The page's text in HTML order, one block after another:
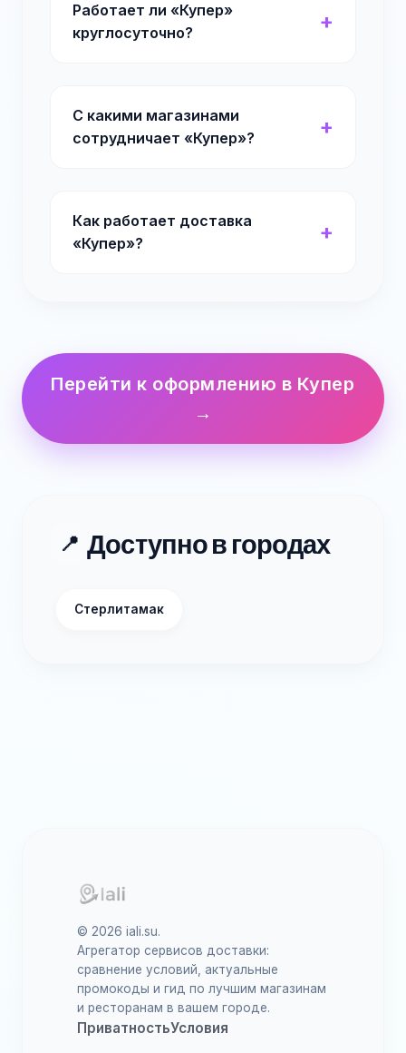
Работает ли «Купер»
круглосуточно?
С какими магазинами
сотрудничает «Купер»?
Как работает доставка
«Купер»?
Перейти к оформлению в Купер
→
📍 Доступно в городах
Стерлитамак
© 2026 iali.su.
Агрегатор сервисов доставки:
сравнение условий, актуальные
промокоды и гид по лучшим магазинам
и ресторанам в вашем городе.
ПриватностьУсловия